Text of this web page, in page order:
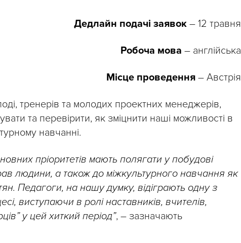
Дедлайн подачі заявок – 12 травня
Робоча мова – англійська
Місце проведення – Австрія
тренерів та молодих проектних менеджерів,
та перевірити, як зміцнити наші можливості в
навчанні.
пріоритетів мають полягати у побудові
людини, а також до міжкультурного навчання як
Педагоги, на нашу думку, відіграють одну з
виступаючи в ролі наставників, вчителів,
у цей хиткий період”, – зазначають